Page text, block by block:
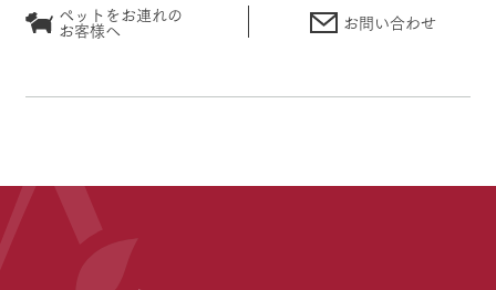
ペットをお連れの
お客様へ お問い合わせ